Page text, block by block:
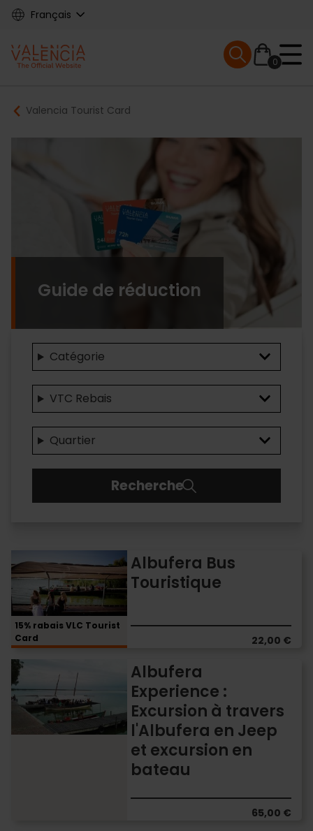
Skip
content
Français
Main
navigation
0
Mobile menu
Breadcrumb
Valencia Tourist Card
Guide de réduction
Catégorie
VTC Rebais
Quartier
Recherche
15% rabais VLC Tourist
Card
Albufera Bus
Touristique
22,00 €
Bus
Touristique
Albufera
Experience :
Excursion à travers
l'Albufera en Jeep
et excursion en
bateau
65,00 €
Albufera
Experience
:
Excursion